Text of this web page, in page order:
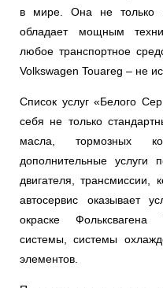
в мире. Она не только
обладает мощным
любое транспортное
Volkswagen Touareg – не
Список услуг «Белого
себя не только
масла, тормозных
дополнительные услуги
двигателя, трансмиссии,
автосервис оказывает
окраске Фольксвагена
системы, системы
элементов.